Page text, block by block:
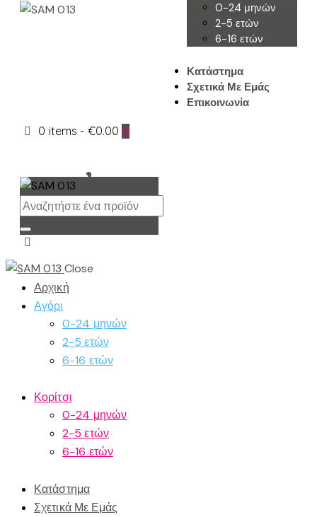
0-24 μηνών
2-5 ετών
6-16 ετών
Κατάστημα
Σχετικά Με Εμάς
Επικοινωνία
0 items - €0.00 0
Close
Αρχική
Αγόρι
0-24 μηνών
2-5 ετών
6-16 ετών
Κορίτσι
0-24 μηνών
2-5 ετών
6-16 ετών
Κατάστημα
Σχετικά Με Εμάς